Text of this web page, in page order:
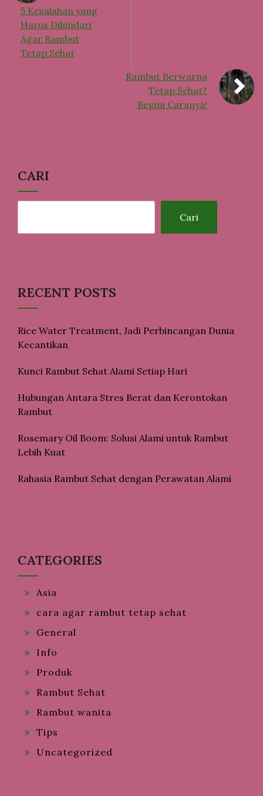
5 Kesalahan yang
Harus Dihindari
Agar Rambut
Tetap Sehat
Rambut Berwarna
Tetap Sehat?
Begini Caranya!
CARI
Cari
RECENT POSTS
Rice Water Treatment, Jadi Perbincangan Dunia
Kecantikan
Kunci Rambut Sehat Alami Setiap Hari
Hubungan Antara Stres Berat dan Kerontokan
Rambut
Rosemary Oil Boom: Solusi Alami untuk Rambut
Lebih Kuat
Rahasia Rambut Sehat dengan Perawatan Alami
CATEGORIES
Asia
cara agar rambut tetap sehat
General
Info
Produk
Rambut Sehat
Rambut wanita
Tips
Uncategorized